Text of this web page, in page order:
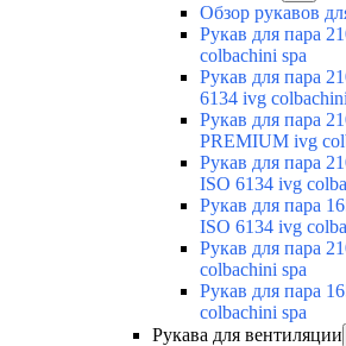
Обзор рукавов
Рукав для пара
colbachini spa
Рукав для пара
6134 ivg
Рукав для пара
PREMIUM ivg
Рукав для пара
ISO 6134 ivg
Рукав для пара
ISO 6134 ivg
Рукав для пара
colbachini spa
Рукав для пара
colbachini spa
Рукава для вентиляции